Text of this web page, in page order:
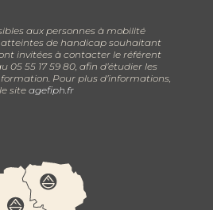
aux personnes à mobilité
atteintes de handicap souhaitant
invitées à contacter le référent
05 55 17 59 80, afin d’étudier les
Pour plus d’informations,
site agefiph.fr